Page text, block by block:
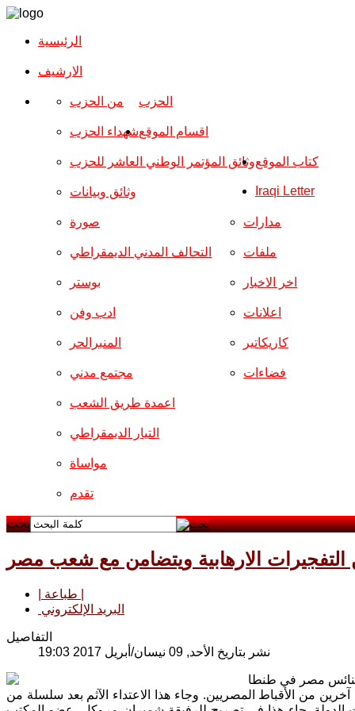
الرئيسية
الارشیف
الحزب من الحزب
شهداء الحزب
وثائق المؤتمر الوطني العاشر للحزب
وثائق وبيانات
اقسام الموقع
صورة
التحالف المدني الديمقراطي
بوستر
ادب وفن
المنبرالحر
مجتمع مدني
مدارات
ملفات
اخر الاخبار
اعلانات
كاريكاتير
فضاءات
اعمدة طريق الشعب
التيار الديمقراطي
مواساة
تقدم
كتاب الموقع
Iraqi Letter
بحث
التفجيرات الارهابية ويتضامن مع شعب مصر
البريد الإلكتروني
التفاصيل
نشر بتاريخ الأحد, 09 نيسان/أبريل 2017 19:03
كنائس مصر في طنطا
آخرين من الأقباط المصريين. وجاء هذا الاعتداء الآثم بعد سلسلة من